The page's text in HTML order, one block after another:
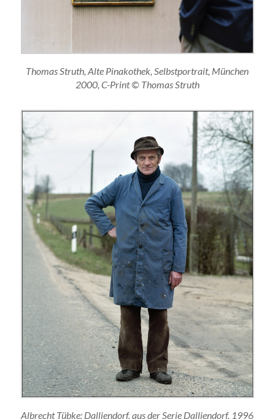
Thomas Struth, Alte Pinakothek, Selbstportrait, München
2000, C-Print © Thomas Struth
Albrecht Tübke: Dalliendorf, aus der Serie Dalliendorf, 1996